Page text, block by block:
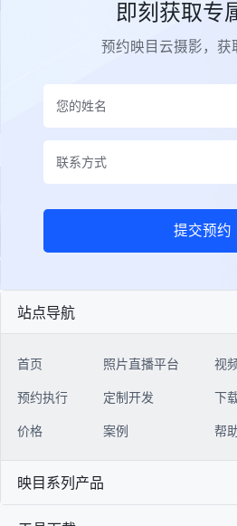
即刻获取专
预约映目云摄影，获
提交预约
站点导航
首页
预约执行
价格
照片直播平台
定制开发
案例
视
下
帮
映目系列产品